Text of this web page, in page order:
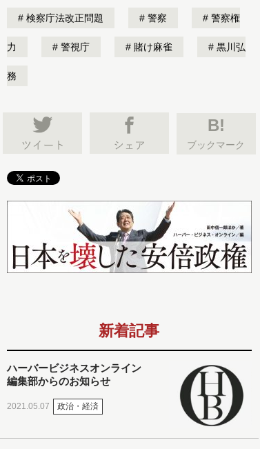
検察庁法改正問題 警察 警察権
力 警視庁 賭け麻雀 黒川弘
務
B!
ブックマーク
新着記事
ハーバービジネスオンライン
編集部からのお知らせ
2021.05.07 政治・経済